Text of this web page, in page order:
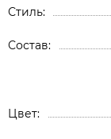
Стиль
Состав
Цвет